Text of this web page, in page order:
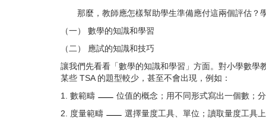
那麼，教師應怎樣幫助學生準備應付這兩個評估？
（一） 數學的知識和學習
（二） 應試的知識和技巧
讓我們先看看「數學的知識和學習」方面。對小學數
某些 TSA 的題型較少，甚至不會出現，例如：
1. 數範疇
位值的概念；用不同形式寫出一個數；
2. 度量範疇
選擇量度工具、單位；讀取量度工具